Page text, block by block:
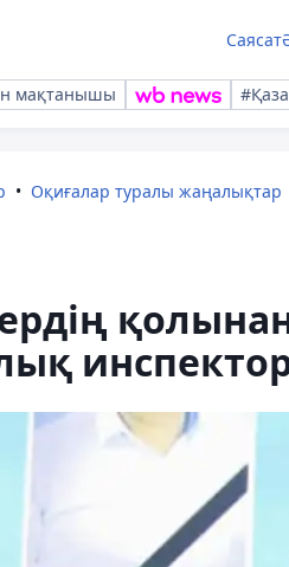
Саясат
мақтанышы
Оқиғалар туралы жаңалықтар